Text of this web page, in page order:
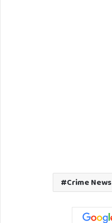
Crime News